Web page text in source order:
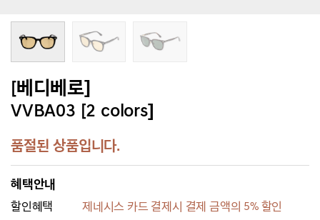
[베디베로]
VVBA03 [2 colors]
품절된 상품입니다.
혜택안내
할인혜택
제네시스 카드 결제시 결제 금액의 5% 할인